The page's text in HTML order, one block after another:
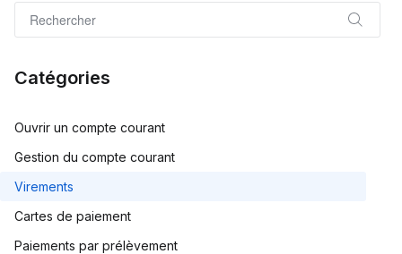
Catégories
Ouvrir un compte courant
Gestion du compte courant
Virements
Cartes de paiement
Paiements par prélèvement